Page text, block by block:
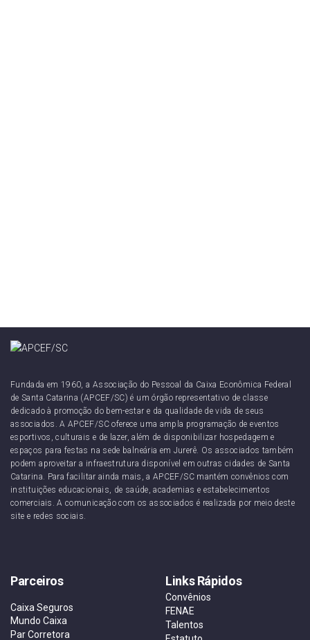
Fundada em 1960, a Associação do Pessoal da Caixa Econômica Federal
de Santa Catarina (APCEF/SC) é um órgão representativo de classe
dedicado à promoção do bem-estar e da qualidade de vida de seus
associados. A APCEF/SC oferece uma ampla programação de eventos
esportivos, culturais e de lazer, além de disponibilizar hospedagem e
espaços para festas na sede balneária em Jurerê. Os associados também
podem aproveitar a infraestrutura disponível em outras cidades de Santa
Catarina. Para facilitar ainda mais, a APCEF/SC mantém convênios com
instituições educacionais, de saúde, academias e estabelecimentos
comerciais. A comunicação com os associados é realizada por meio deste
site e redes sociais.
Parceiros
Caixa Seguros
Mundo Caixa
Par Corretora
Links Rápidos
Convênios
FENAE
Talentos